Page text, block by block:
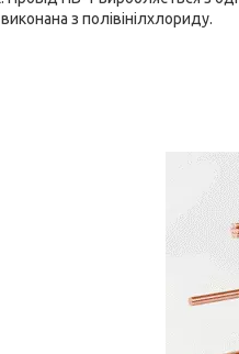
з полівінілхлориду.